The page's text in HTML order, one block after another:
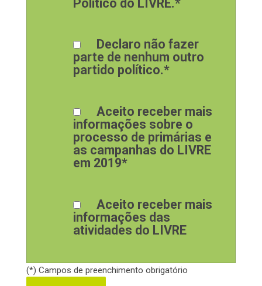
Político do LIVRE.*
Declaro não fazer
parte de nenhum outro
partido político.*
Aceito receber mais
informações sobre o
processo de primárias e
as campanhas do LIVRE
em 2019*
Aceito receber mais
informações das
atividades do LIVRE
(*) Campos de preenchimento obrigatório